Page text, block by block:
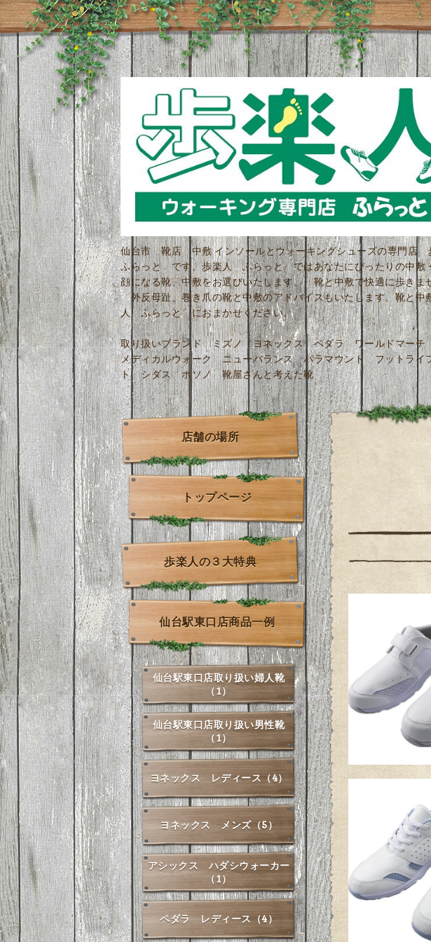
仙台市 靴店 中敷 インソールとウォーキングシューズの専門
ふらっと です。歩楽人 ふらっと ではあなたにぴったりの中敷
顔になる靴、中敷をお選びいたします。 靴と中敷で快適に歩きま
外反母趾、巻き爪の靴と中敷のアドバイスもいたします。靴と中
人 ふらっと におまかせください。
取り扱いブランド ミズノ ヨネックス ペダラ ワールドマー
メディカルウォーク ニューバランス パラマウント フットライ
ト シダス ホソノ 靴屋さんと考えた靴
店舗の場所
トップページ
歩楽人の３大特典
仙台駅東口店商品一例
仙台駅東口店取り扱い婦人靴
（1）
仙台駅東口店取り扱い男性靴
（1）
ヨネックス レディース（4）
ヨネックス メンズ（5）
アシックス ハダシウォーカー
（1）
ペダラ レディース（4）